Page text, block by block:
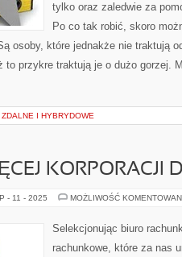
tylko oraz zaledwie za
Po co tak robić, skoro
osoby, które jednakże nie traktują
to przykre traktują je o dużo gorzej.
I HYBRYDOWE
KORPORACJI
- 11 - 2025 MOŻLIWOŚĆ
Selekcjonując biuro
rachunkowe, które za nas